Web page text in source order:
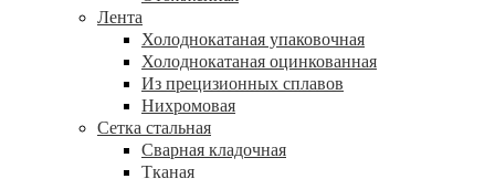
Лента
Холоднокатаная упаковочная
Холоднокатаная оцинкованная
Из прецизионных сплавов
Нихромовая
Сетка стальная
Сварная кладочная
Тканая